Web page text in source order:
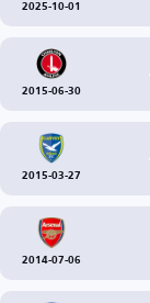
2025-10-01
2015-06-30
2015-03-27
2014-07-06